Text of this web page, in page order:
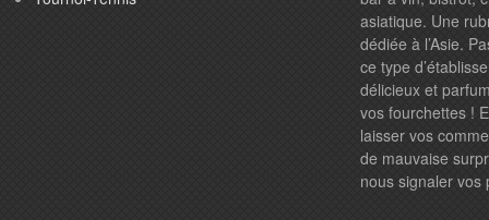
asiatique. Une
dédiée à l’Asie.
ce type
délicieux et
vos fourchettes !
laisser vos
de mauvaise
nous signaler